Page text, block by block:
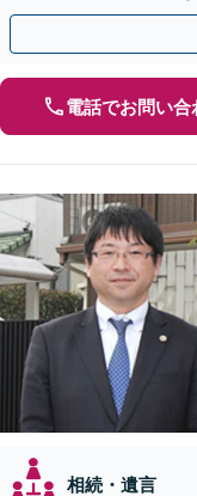
を大事にし、より納得で
電話でお問い合
相続・遺言